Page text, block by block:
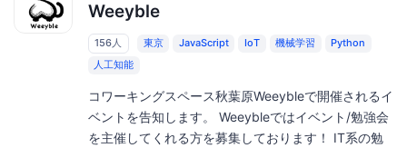
Weeyble
156人 東京 JavaScript IoT 機械学習
Python
人工知能
コワーキングスペース秋葉原Weeybleで開催されるイ
ベントを告知します。 Weeybleではイベント/勉強会
を主催してくれる方を募集しております！ IT系の勉